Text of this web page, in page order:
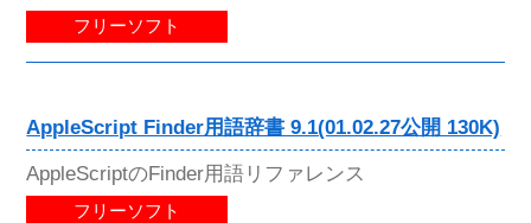
フリーソフト
AppleScript Finder用語辞書 9.1(01.02.27公開 130K)
AppleScriptのFinder用語リファレンス
フリーソフト